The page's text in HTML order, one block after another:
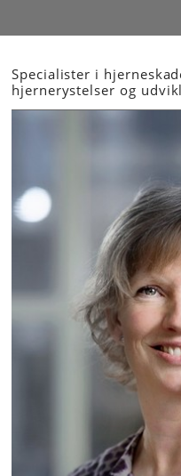
Specialister i
hjernerystelser og